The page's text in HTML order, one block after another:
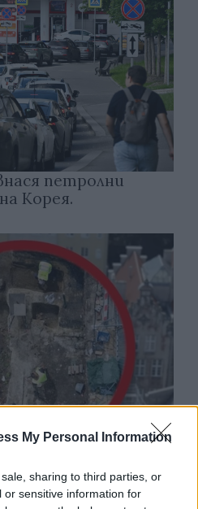
My Personal Information
sharing to third parties, or
or sensitive information for
петролни
Корея.
900 години
за сладолед в